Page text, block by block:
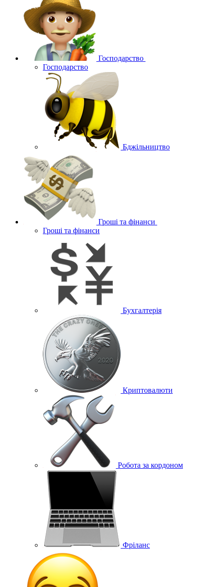
Господарство
Господарство
Бджільництво
Гроші та фінанси
Гроші та фінанси
Бухгалтерія
Криптовалюти
Робота за кордоном
Фріланс